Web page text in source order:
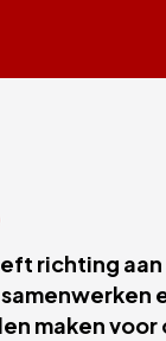
richting aan
maken voor